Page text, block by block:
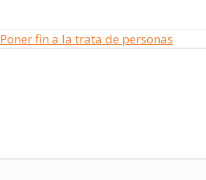
Poner fin a la trata de personas